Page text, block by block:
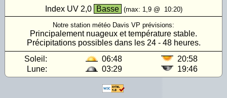
Index UV 2,0 Basse (max: 1,9@ 10:20)
Notre station météo Davis VP prévisions:
Principalement nuageux et température stable.
Précipitations possibles dans les 24 - 48 heures.
Soleil:
06:48
20:58
Lune:
03:29 19:46